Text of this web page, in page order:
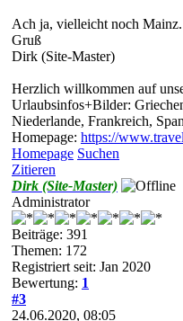
Ach ja, vielleicht noch Mainz.
Gruß
Dirk (Site-Master)
Herzlich willkommen auf
Urlaubsinfos+Bilder:
Niederlande, Frankreich,
Homepage: https://
Homepage Suchen
Zitieren
Dirk (Site-Master)
Administrator
Beiträge: 391
Themen: 172
Registriert seit: Jan 2020
Bewertung: 1
#3
24.06.2020, 08:05